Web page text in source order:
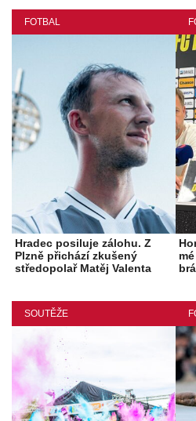
FOTBAL
Hradec posiluje zálohu. Z
Plzně přichází zkušený
středopolař Matěj Valenta
SOUTĚŽE